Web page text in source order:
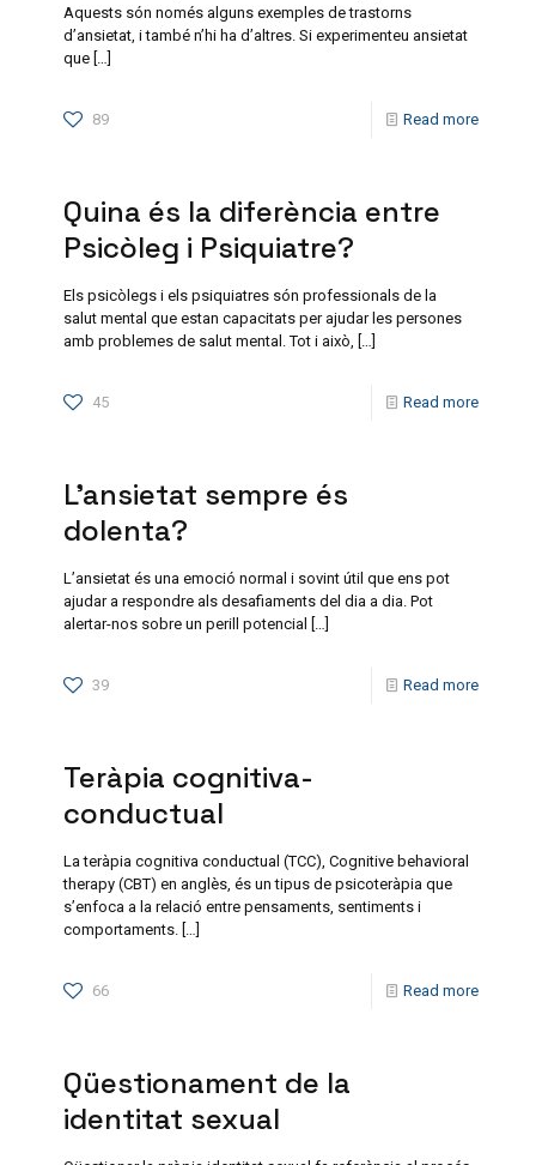
Aquests són només alguns exemples de trastorns
d’ansietat, i també n’hi ha d’altres. Si experimenteu ansietat
que […]
89 Read more
Quina és la diferència entre
Psicòleg i Psiquiatre?
Els psicòlegs i els psiquiatres són professionals de la
salut mental que estan capacitats per ajudar les persones
amb problemes de salut mental. Tot i això, […]
45 Read more
L’ansietat sempre és
dolenta?
L’ansietat és una emoció normal i sovint útil que ens pot
ajudar a respondre als desafiaments del dia a dia. Pot
alertar-nos sobre un perill potencial
[…]
39 Read more
Teràpia cognitiva-
conductual
La teràpia cognitiva conductual (TCC), Cognitive behavioral
therapy (CBT) en anglès, és un tipus de psicoteràpia que
s’enfoca a la relació entre pensaments, sentiments i
comportaments. […]
66 Read more
Qüestionament de la
identitat sexual